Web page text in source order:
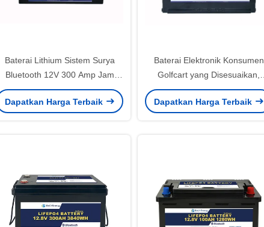
Baterai Lithium Sistem Surya
Bluetooth 12V 300 Amp Jam
Untuk Pencari Ikan
Dapatkan Harga Terbaik
Baterai Elektronik Konsumen
Golfcart yang Disesuaikan,
Baterai Lifepo4 12v 120ah
Dapatkan Harga Terbaik